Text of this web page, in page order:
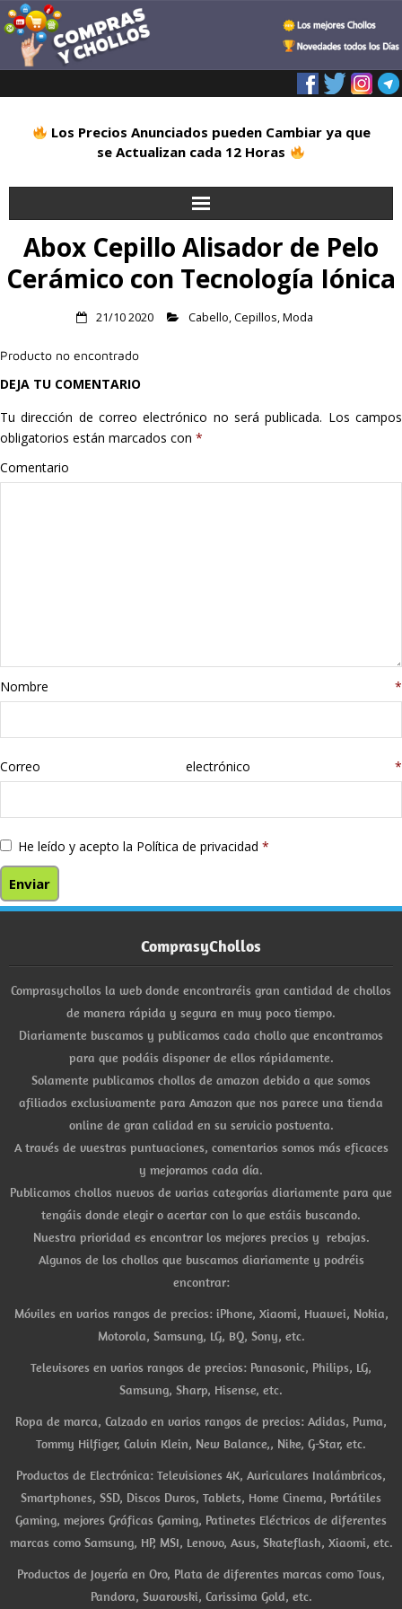
Los Precios Anunciados pueden Cambiar ya que
se Actualizan cada 12 Horas
Inicio
Alimentación
Deportes
Hogar
Informática
Stanley
libros
Abox Cepillo Alisador de Pelo
Cerámico con Tecnología Iónica
21/10 2020 Cabello,Cepillos,Moda
Producto no encontrado
DEJA TU COMENTARIO
Tu dirección de correo electrónico no será publicada. Los campos
obligatorios están marcados con *
Comentario
Nombre *
Correo electrónico *
He leído y acepto la Política de privacidad *
ComprasyChollos
Comprasychollos la web donde encontraréis gran cantidad de chollos
de manera rápida y segura en muy poco tiempo.
Diariamente buscamos y publicamos cada chollo que encontramos
para que podáis disponer de ellos rápidamente.
Solamente publicamos chollos de amazon debido a que somos
afiliados exclusivamente para Amazon que nos parece una tienda
online de gran calidad en su servicio postventa.
A través de vuestras puntuaciones, comentarios somos más eficaces
y mejoramos cada día.
Publicamos chollos nuevos de varias categorías diariamente para que
tengáis donde elegir o acertar con lo que estáis buscando.
Nuestra prioridad es encontrar los mejores precios y rebajas.
Algunos de los chollos que buscamos diariamente y podréis
encontrar:
Móviles en varios rangos de precios: iPhone, Xiaomi, Huawei, Nokia,
Motorola, Samsung, LG, BQ, Sony, etc.
Televisores en varios rangos de precios: Panasonic, Philips, LG,
Samsung, Sharp, Hisense, etc.
Ropa de marca, Calzado en varios rangos de precios: Adidas, Puma,
Tommy Hilfiger, Calvin Klein, New Balance,, Nike, G-Star, etc.
Productos de Electrónica: Televisiones 4K, Auriculares Inalámbricos,
Smartphones, SSD, Discos Duros, Tablets, Home Cinema, Portátiles
Gaming, mejores Gráficas Gaming, Patinetes Eléctricos de diferentes
marcas como Samsung, HP, MSI, Lenovo, Asus, Skateflash, Xiaomi, etc.
Productos de Joyería en Oro, Plata de diferentes marcas como Tous,
Pandora, Swarovski, Carissima Gold, etc.